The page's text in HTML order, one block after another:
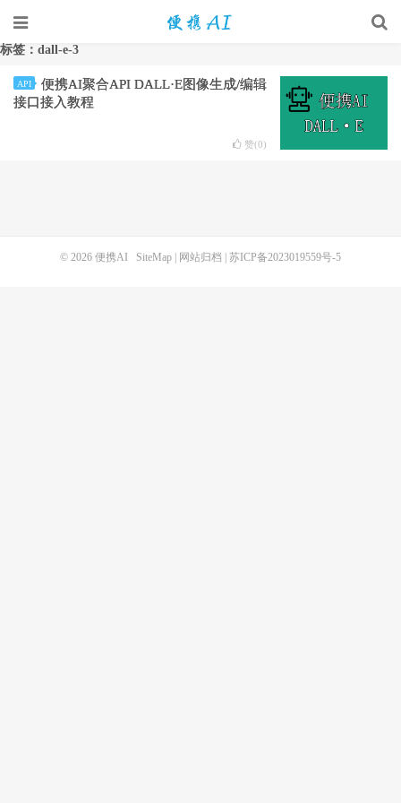
标签：dall-e-3
API
便携AI聚合API DALL·E图像生成/编辑
接口接入教程
赞(0)
© 2026 便携AI SiteMap 网站归档 苏ICP备2023019559号-5